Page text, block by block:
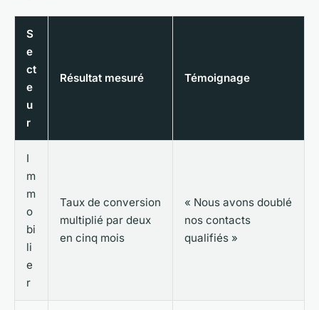
S
e
ct
e
u
r
Résultat mesuré Témoignage
I
m
m
o
bi
li
e
r
Taux de conversion
multiplié par deux
en cinq mois
« Nous avons doublé
nos contacts
qualifiés »